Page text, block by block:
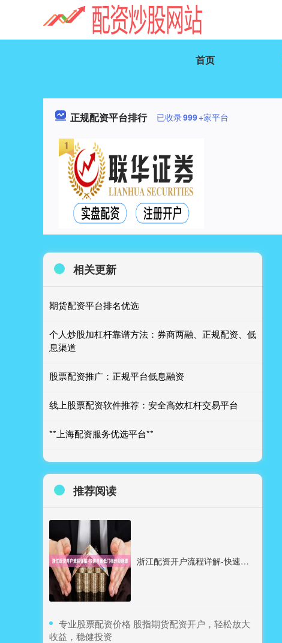
首页
正规配资平台排行 已收录999+家平台
相关更新
期货配资平台排名优选
个人炒股加杠杆靠谱方法：券商两融、正规配资、低
息渠道
股票配资推广：正规平台低息融资
线上股票配资软件推荐：安全高效杠杆交易平台
**上海配资服务优选平台**
推荐阅读
浙江配资开户流程详解-快速开通低门槛炒股通道
​专业股票配资价格 股指期货配资开户，轻松放大
收益，稳健投资